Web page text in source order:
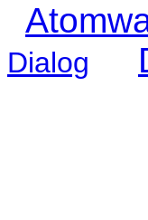
Dialog